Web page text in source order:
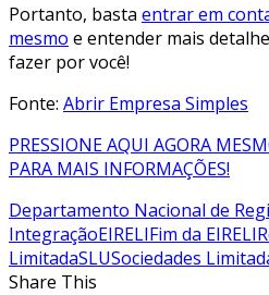
Portanto, basta entrar em
mesmo e entender mais
fazer por você!
Fonte: Abrir Empresa Simples
PRESSIONE AQUI AGORA
PARA MAIS INFORMAÇÕES!
Departamento Nacional de
IntegraçãoEIRELIFim da EIRELI
LimitadaSLUSociedades
Share This